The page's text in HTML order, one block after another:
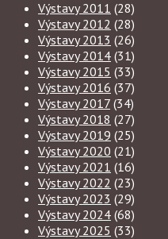
Výstavy 2011 (28)
Výstavy 2012 (28)
Výstavy 2013 (26)
Výstavy 2014 (31)
Výstavy 2015 (33)
Výstavy 2016 (37)
Výstavy 2017 (34)
Výstavy 2018 (27)
Výstavy 2019 (25)
Výstavy 2020 (21)
Výstavy 2021 (16)
Výstavy 2022 (23)
Výstavy 2023 (29)
Výstavy 2024 (68)
Výstavy 2025 (33)